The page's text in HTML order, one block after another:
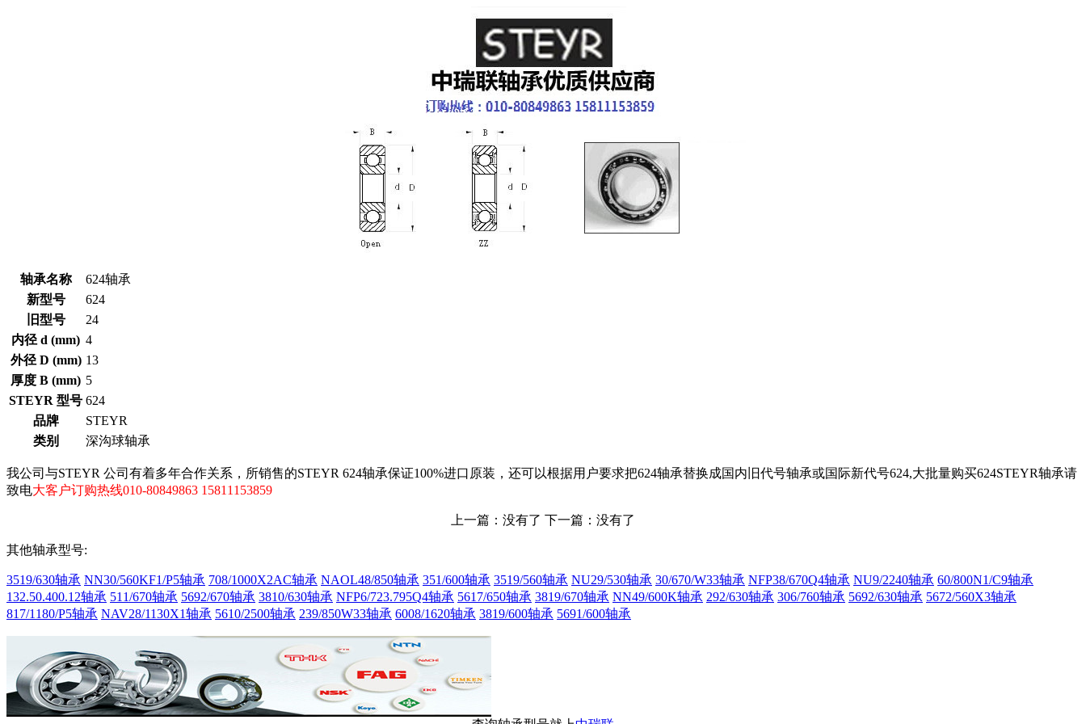
轴承名称
624轴承
新型号
624
旧型号
24
内径 d (mm) 4
外径 D (mm) 13
厚度 B (mm) 5
STEYR 型号 624
品牌
STEYR
类别
深沟球轴承
我公司与STEYR 公司有着多年合作关系，所销售的STEYR 624轴承保证100%进口原装，还可以根据用户要求把624轴承替换成国内旧代号轴承或国际新代号624,大批量购买624STEYR轴承请
致电大客户订购热线010-80849863 15811153859
上一篇：没有了 下一篇：没有了
其他轴承型号:
3519/630轴承 NN30/560KF1/P5轴承 708/1000X2AC轴承 NAOL48/850轴承 351/600轴承 3519/560轴承 NU29/530轴承 30/670/W33轴承 NFP38/670Q4轴承 NU9/2240轴承 60/800N1/C9轴承
132.50.400.12轴承 511/670轴承 5692/670轴承 3810/630轴承 NFP6/723.795Q4轴承 5617/650轴承 3819/670轴承 NN49/600K轴承 292/630轴承 306/760轴承 5692/630轴承 5672/560X3轴承
817/1180/P5轴承 NAV28/1130X1轴承 5610/2500轴承 239/850W33轴承 6008/1620轴承 3819/600轴承 5691/600轴承